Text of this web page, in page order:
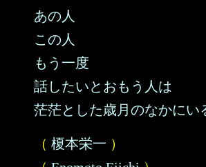
あの人
この人
もう一度
話したいとおもう人は
茫茫とした歳月のなかにい
（ 榎本栄一 ）